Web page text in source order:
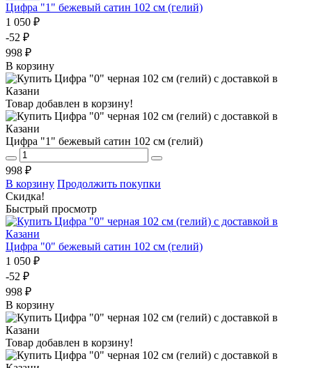
Цифра "1" бежевый сатин 102 см (гелий)
1 050 ₽
-52 ₽
998 ₽
В корзину
Товар добавлен в корзину!
Цифра "1" бежевый сатин 102 см (гелий)
998 ₽
В корзину Продолжить покупки
Скидка!
Быстрый просмотр
Цифра "0" бежевый сатин 102 см (гелий)
1 050 ₽
-52 ₽
998 ₽
В корзину
Товар добавлен в корзину!